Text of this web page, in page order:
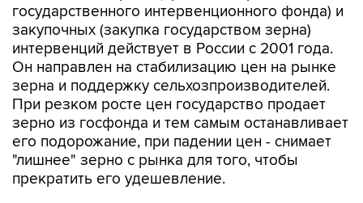
государственного интервенционного фонда) и
закупочных (закупка государством зерна)
интервенций действует в России с 2001 года.
Он направлен на стабилизацию цен на рынке
зерна и поддержку сельхозпроизводителей.
При резком росте цен государство продает
зерно из госфонда и тем самым останавливает
его подорожание, при падении цен - снимает
"лишнее" зерно с рынка для того, чтобы
прекратить его удешевление.